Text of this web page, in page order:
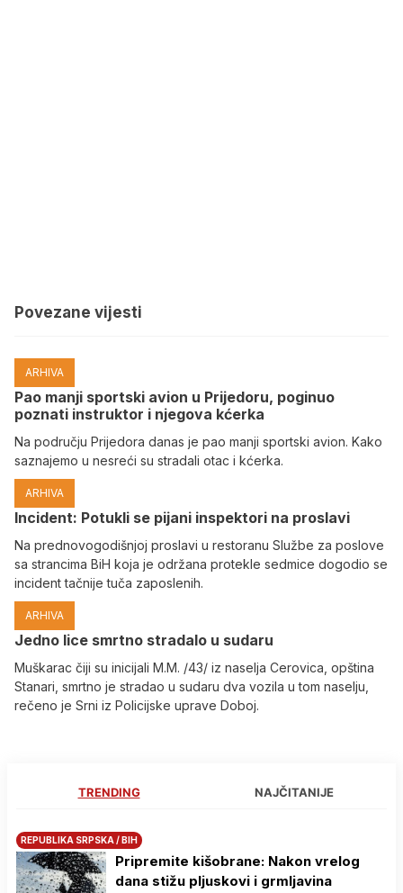
Povezane vijesti
ARHIVA
Pao manji sportski avion u Prijedoru, poginuo
poznati instruktor i njegova kćerka
Na području Prijedora danas je pao manji sportski avion. Kako
saznajemo u nesreći su stradali otac i kćerka.
ARHIVA
Incident: Potukli se pijani inspektori na proslavi
Na prednovogodišnjoj proslavi u restoranu Službe za poslove
sa strancima BiH koja je održana protekle sedmice dogodio se
incident tačnije tuča zaposlenih.
ARHIVA
Јedno lice smrtno stradalo u sudaru
Muškarac čiji su inicijali M.M. /43/ iz naselja Cerovica, opština
Stanari, smrtno je stradao u sudaru dva vozila u tom naselju,
rečeno je Srni iz Policijske uprave Doboj.
TRENDING NAJČITANIJE
REPUBLIKA SRPSKA / BIH
Pripremite kišobrane: Nakon vrelog
dana stižu pljuskovi i grmljavina